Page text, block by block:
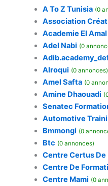
A To Z Tunisia (0
Association
Academie El Amal
Adel Nabi (0
Alroqui (0 annonces)
Amel Safta (0
Amine Dhaouadi
Senatec
Automotive
Bmmongi (0
Btc (0 annonces)
Centre Certus De
Centre De
Centre Mami (0